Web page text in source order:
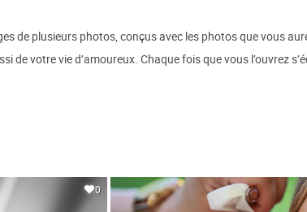
de plusieurs photos, conçus avec les photos que vous
votre vie d’amoureux. Chaque fois que vous l’ouvrez
0